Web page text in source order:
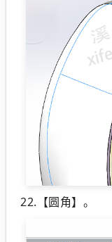
22.【圆角】。